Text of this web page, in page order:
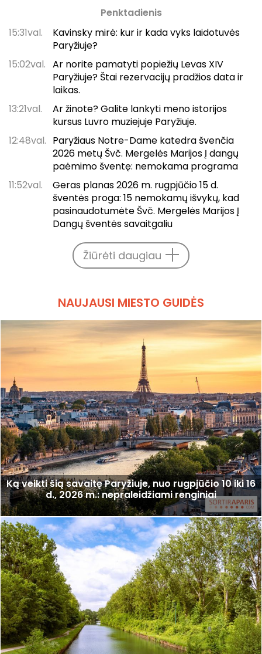
Penktadienis
15:31val.
Kavinsky mirė: kur ir kada vyks laidotuvės
Paryžiuje?
15:02val. Ar norite pamatyti popiežių Levas XIV
Paryžiuje? Štai rezervacijų pradžios data ir
laikas.
13:21val.
Ar žinote? Galite lankyti meno istorijos
kursus Luvro muziejuje Paryžiuje.
12:48val. Paryžiaus Notre-Dame katedra švenčia
2026 metų Švč. Mergelės Marijos Į dangų
paėmimo šventę: nemokama programa
11:52val.
Geras planas 2026 m. rugpjūčio 15 d.
šventės proga: 15 nemokamų išvykų, kad
pasinaudotumėte Švč. Mergelės Marijos Į
Dangų šventės savaitgaliu
Žiūrėti daugiau
NAUJAUSI MIESTO GUIDĖS
Ką veikti šią savaitę Paryžiuje, nuo rugpjūčio 10 iki 16
d., 2026 m.: nepraleidžiami renginiai